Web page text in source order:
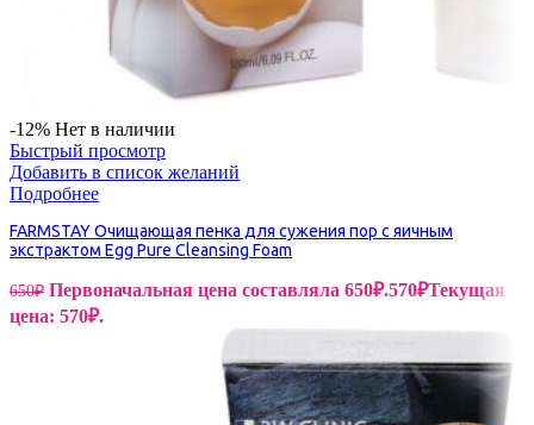
-12% Нет в наличии
Быстрый просмотр
Добавить в список желаний
Подробнее
FARMSTAY Очищающая пенка для сужения пор с яичным
экстрактом Egg Pure Cleansing Foam
650₽ Первоначальная цена составляла 650₽.570₽Текущая
цена: 570₽.